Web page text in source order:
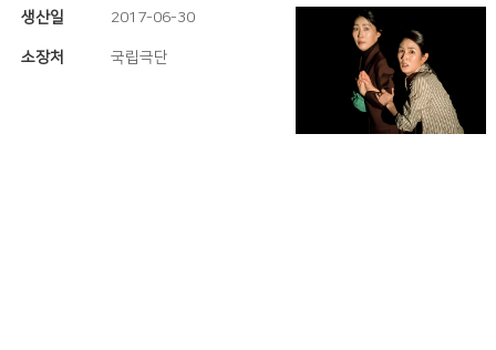
생산일 2017-06-30
소장처 국립극단